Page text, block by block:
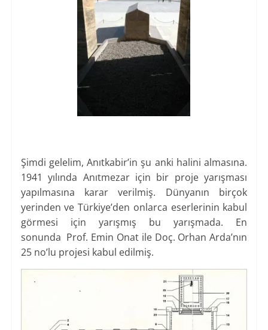
Şimdi gelelim, Anıtkabir’in şu anki halini almasına.
1941 yılında Anıtmezar için bir proje yarışması
yapılmasına karar verilmiş. Dünyanın birçok
yerinden ve Türkiye’den onlarca eserlerinin kabul
görmesi için yarışmış bu yarışmada. En
sonunda Prof. Emin Onat ile Doç. Orhan Arda’nın
25 no’lu projesi kabul edilmiş.